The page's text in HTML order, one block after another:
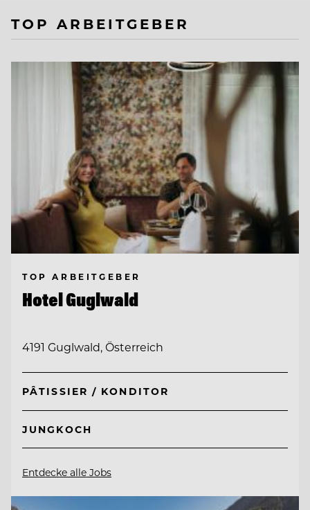
TOP ARBEITGEBER
TOP ARBEITGEBER
Hotel Guglwald
4191 Guglwald, Österreich
PÂTISSIER / KONDITOR
JUNGKOCH
Entdecke alle Jobs